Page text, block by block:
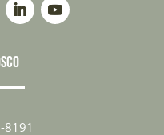
8191